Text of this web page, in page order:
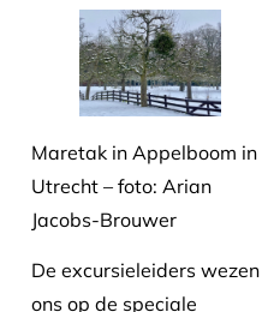
Maretak in Appelboom in
Utrecht – foto: Arian
Jacobs-Brouwer
De excursieleiders wezen
ons op de speciale